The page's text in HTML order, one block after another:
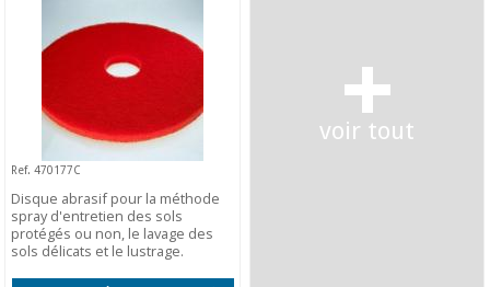
Ref. 470177C
Disque abrasif pour la méthode
spray d'entretien des sols
protégés ou non, le lavage des
sols délicats et le lustrage.
+
voir tout